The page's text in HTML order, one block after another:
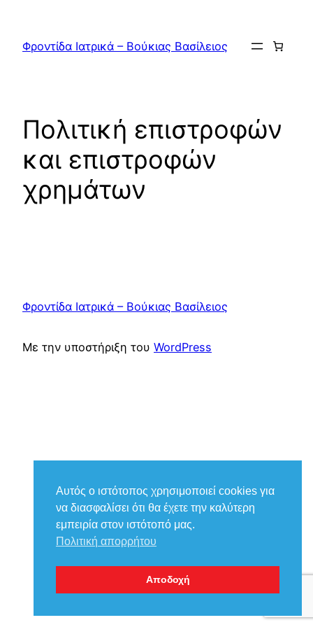
περιεχόμενο
Φροντίδα Ιατρικά – Βούκιας Βασίλειος
Πολιτική επιστροφών
και επιστροφών
χρημάτων
Φροντίδα Ιατρικά – Βούκιας Βασίλειος
Με την υποστήριξη του WordPress
Αυτός ο ιστότοπος χρησιμοποιεί cookies για
να διασφαλίσει ότι θα έχετε την καλύτερη
εμπειρία στον ιστότοπό μας.
Πολιτική απορρήτου
Αποδοχή